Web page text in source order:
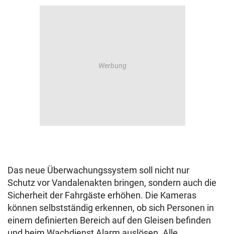
Das neue Überwachungssystem soll nicht nur
Schutz vor Vandalenakten bringen, sondern auch die
Sicherheit der Fahrgäste erhöhen. Die Kameras
können selbstständig erkennen, ob sich Personen in
einem definierten Bereich auf den Gleisen befinden